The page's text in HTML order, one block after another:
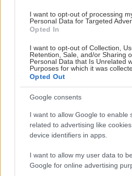
I want to opt-out of processing
Personal Data for Targeted
Opted In
I want to opt-out of Collection,
Retention, Sale, and/or Sharing
Personal Data that Is Unrelated
Purposes for which it was
Opted Out
Google consents
I want to allow Google to enable
related to advertising like
device identifiers in apps.
I want to allow my user data to
Google for online advertising
17ο αιώνα. Η Δημόσια
στεγασμένη σε ένα
κτίριο, που φιλοξενεί
τίτλους βιβλίων τυπωμένων
1899, διατηρώντας ζωντανή
παράδοση της Μηλιώτικης
το 1814 οι Άνθιμος Γαζής,
και Δανιήλ Φιλιππίδης, και η
ως το 1844. Ολόκληρο το
είναι ένα ανοιχτό μουσείο.
Ζαγορά: Η βιβλιοθήκη της